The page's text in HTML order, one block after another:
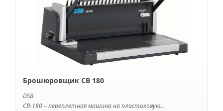
Брошюровщик CB 180
DSB
CB-180 – переплетная машина на пластиковую...